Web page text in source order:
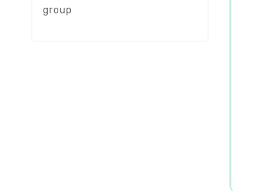
group